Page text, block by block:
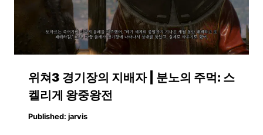
위쳐3 경기장의 지배자 | 분노의 주먹: 스
켈리게 왕중왕전
Published: jarvis